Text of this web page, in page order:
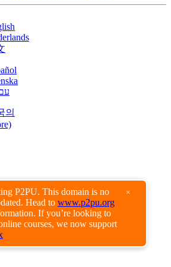
P2PU. This domain is no
Head to www.p2pu.org
If you’re looking to
courses, we now support
×
의